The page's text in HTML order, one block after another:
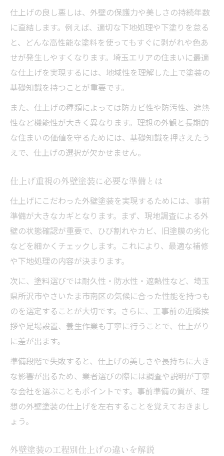
仕上げの良し悪しは、外壁の保護力や美しさの持続年数
に直結します。例えば、適切な下地処理や下塗りを怠る
と、どんな高性能な塗料を使ってもすぐに剥がれや色あ
せが発生しやすくなります。埼玉エリアの住まいに最適
な仕上げを実現するには、地域性を理解した上で塗装の
基礎知識を持つことが重要です。
また、仕上げの種類によっては防カビ性や防汚性、遮熱
性など機能性が大きく異なります。理想の外観と長期的
な住まいの価値を守るためには、基礎知識を押さえたう
えで、仕上げの選択が欠かせません。
仕上げ重視の外壁塗装に必要な準備とは
仕上げにこだわった外壁塗装を実現するためには、事前
準備が大きなカギとなります。まず、現地調査による外
壁の状態確認が重要で、ひび割れやカビ、旧塗膜の劣化
などを細かくチェックします。これにより、最適な補修
や下地処理の内容が決まります。
次に、塗料選びでは耐久性・防水性・遮熱性など、埼玉
県所沢市やさいたま市南区の気候に合った性能を持つも
のを選定することが大切です。さらに、工事前の近隣挨
拶や足場設置、養生作業も丁寧に行うことで、仕上がり
に差が出ます。
準備段階で失敗すると、仕上げの美しさや長持ちに大き
な影響が出るため、業者選びの際には調査や説明が丁寧
な会社を選ぶこともポイントです。事前準備の質が、理
想の外壁塗装の仕上げを左右することを覚えておきまし
ょう。
外壁塗装の工程別仕上げの違いを解説